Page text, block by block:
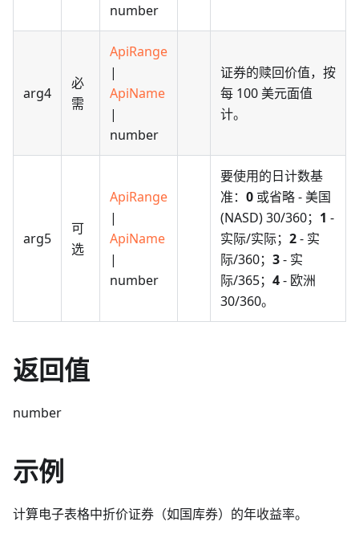
number
arg4
必
需
ApiRange
|
ApiName
|
number
证券的赎回价值，按
每 100 美元面值
计。
arg5
可
选
ApiRange
|
ApiName
|
number
要使用的日计数基
准： 0 或省略 - 美国
(NASD) 30/360； 1 -
实际/实际； 2- 实
际/360； 3- 实
际/365； 4- 欧洲
30/360。
返回值
number
示例
计算电子表格中折价证券（如国库券）的年收益率。